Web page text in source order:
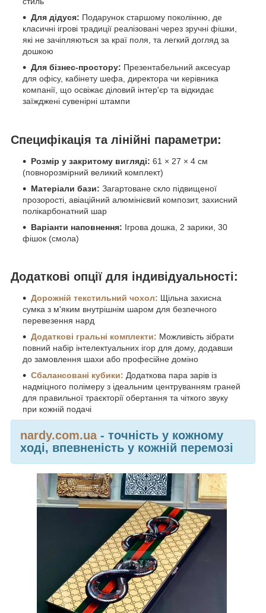
Для дідуся: Подарунок старшому поколінню, де
класичні ігрові традиції реалізовані через зручні фішки,
які не зачіпляються за краї поля, та легкий догляд за
дошкою
Для бізнес-простору: Презентабельний аксесуар
для офісу, кабінету шефа, директора чи керівника
компанії, що освіжає діловий інтер'єр та відкидає
заїжджені сувенірні штампи
Специфікація та лінійні параметри:
Розмір у закритому вигляді: 61 × 27 × 4 см
(повнорозмірний великий комплект)
Матеріали бази: Загартоване скло підвищеної
прозорості, авіаційний алюмінієвий композит, захисний
полікарбонатний шар
Варіанти наповнення: Ігрова дошка, 2 зарики, 30
фішок (смола)
Додаткові опції для індивідуальності:
Дорожній текстильний чохол: Щільна захисна
сумка з м'яким внутрішнім шаром для безпечного
перевезення нард
Додаткові гральні комплекти: Можливість зібрати
повний набір інтелектуальних ігор для дому, додавши
до замовлення шахи або професійне доміно
Сбалансовані кубики: Додаткова пара зарів із
надміцного полімеру з ідеальним центруванням граней
для правильної траєкторії обертання та чіткого звуку
при кожній подачі
nardy.com.ua - точність у кожному
ході, впевненість у кожній перемозі